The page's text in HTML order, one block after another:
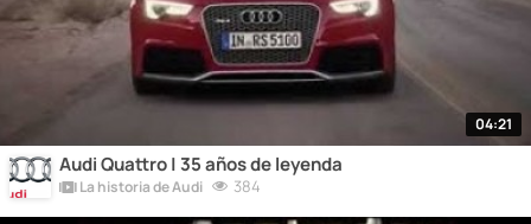
04:21
Audi Quattro | 35 años de leyenda
La historia de Audi 384